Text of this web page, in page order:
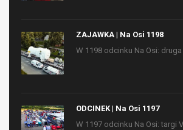
ZAJAWKA | Na Osi 1198
W 1198 odcinku Na Osi:
ODCINEK | Na Osi 1197
W 1197 odcinku Na Osi: targi